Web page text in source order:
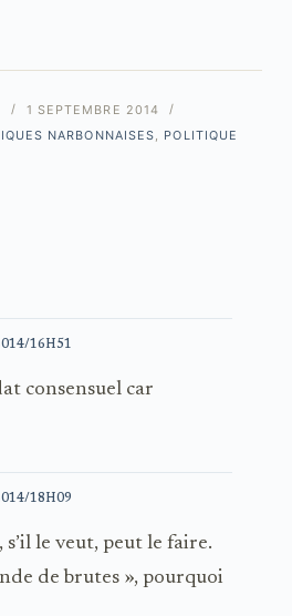
1 SEPTEMBRE 2014
NARBONNAISES POLITIQUE
16H51
consensuel car
18H09
le veut, peut le faire.
de brutes », pourquoi